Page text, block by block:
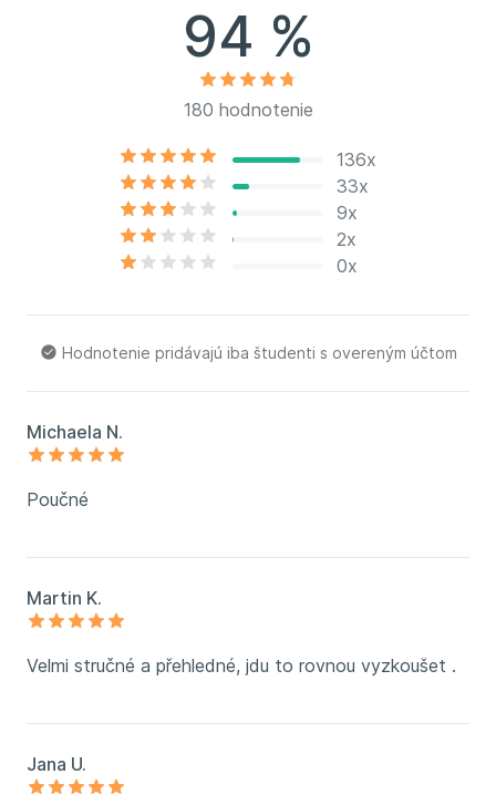
vo svojich každodenných pracovných procesoch. Jej
cieľom je demystifikovať AI a naučiť sa jusprávne
využívať aj u bežných zamestnancov. Jej prístup ku
školeniam je praktický a zameraný na konkrétne
svojej práci dáva dôraz na strategické poradenstvo,
vyvinula nástroj Lernfix, ktorý pomáha tímom učiť sa
z minulých chýb a zvyšovať efektivitu projektov. So
vzdelaním v odbore medzinárodné vzťahy a bohatou
praxou vo vedúcich pozíciách v oblasti nákupu pre
pohľad na využitie AI v medzinárodnom obchodnom
prostredí. Ako uznávaná odborníčka prednáša na
je aktívnou v profesijných kruhoch, kde zdieľa svoje
hlboké znalosti a skúsenosti v oblasti AI a
podnikania.
94 %
180 hodnotenie
136x
33x
9x
2x
0x
Hodnotenie pridávajú iba študenti s overeným účtom
Michaela N.
Poučné
Martin K.
Velmi stručné a přehledné, jdu to rovnou vyzkoušet .
Jana U.